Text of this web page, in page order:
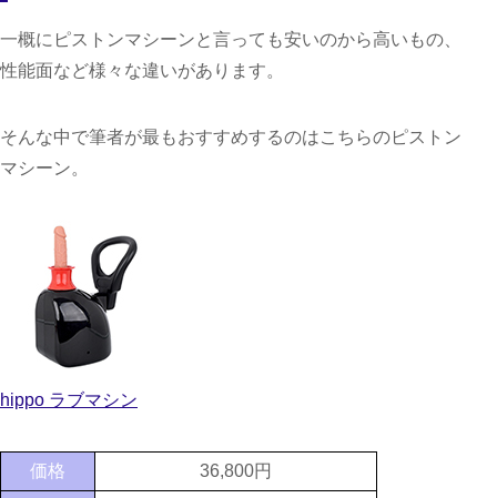
一概にピストンマシーンと言っても安いのから高いもの、
性能面など様々な違いがあります。
そんな中で筆者が最もおすすめするのはこちらのピストン
マシーン。
hippo ラブマシン
価格 36,800円